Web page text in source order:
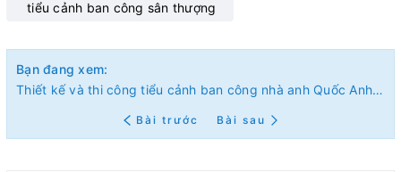
tiểu cảnh ban công sân thượng
Bạn đang xem:
Thiết kế và thi công tiểu cảnh ban công nhà anh Quốc Anh - Quận 2
Bài trước Bài sau